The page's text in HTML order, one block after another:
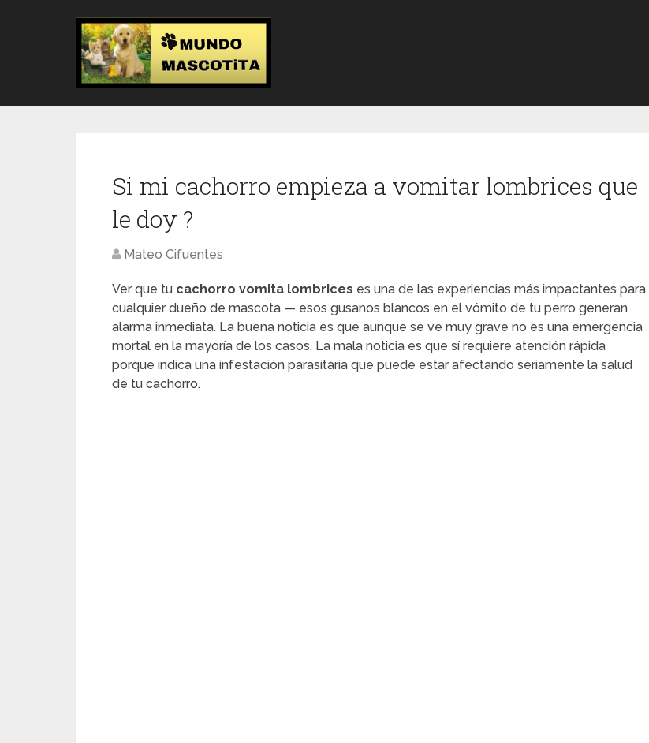
Si mi cachorro empieza a vomitar lombrices que
le doy ?
Mateo Cifuentes
Ver que tu cachorro vomita lombrices es una de las experiencias más impactantes para
cualquier dueño de mascota — esos gusanos blancos en el vómito de tu perro generan
alarma inmediata. La buena noticia es que aunque se ve muy grave no es una emergencia
mortal en la mayoría de los casos. La mala noticia es que sí requiere atención rápida
porque indica una infestación parasitaria que puede estar afectando seriamente la salud
de tu cachorro.